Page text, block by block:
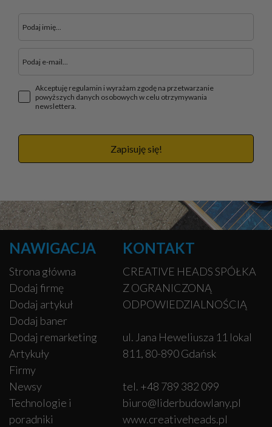
Akceptuję regulamin i wyrażam zgodę na przetwarzanie
powyższych danych osobowych w celu otrzymywania
newslettera.
Zapisuję się!
NAWIGACJA
Strona główna
Dodaj firmę
Dodaj artykuł
Dodaj baner
Dodaj remarketing
Artykuły
Firmy
Newsy
Technologie i
poradniki
KONTAKT
CREATIVE HEADS SPÓŁKA
Z OGRANICZONĄ
ODPOWIEDZIALNOŚCIĄ
ul. Jana Heweliusza 11 lokal
811, 80-890 Gdańsk
tel. +48 789 382 099
biuro@liderbudowlany.pl
www.creativeheads.pl